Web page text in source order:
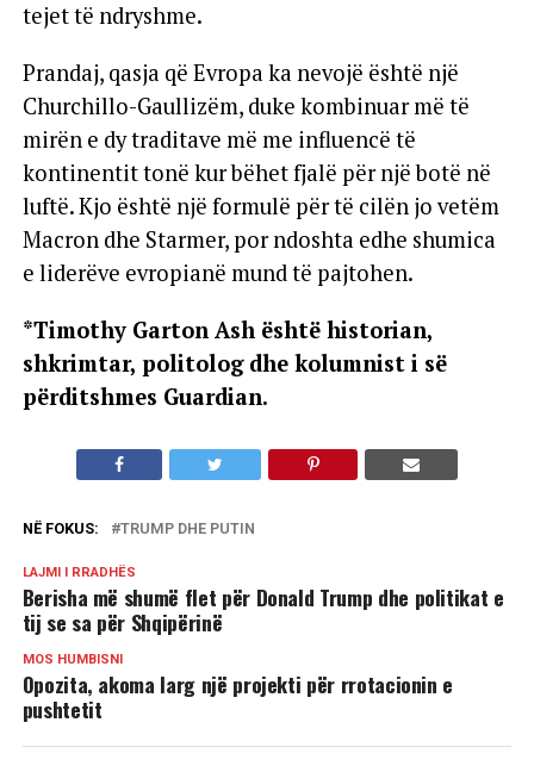
tejet të ndryshme.
Prandaj, qasja që Evropa ka nevojë është një
Churchillo-Gaullizëm, duke kombinuar më të
mirën e dy traditave më me influencë të
kontinentit tonë kur bëhet fjalë për një botë në
luftë. Kjo është një formulë për të cilën jo vetëm
Macron dhe Starmer, por ndoshta edhe shumica
e liderëve evropianë mund të pajtohen.
*Timothy Garton Ash është historian,
shkrimtar, politolog dhe kolumnist i së
përditshmes Guardian.
NË FOKUS: TRUMP DHE PUTIN
LAJMI I RRADHËS
Berisha më shumë flet për Donald Trump dhe politikat e
tij se sa për Shqipërinë
MOS HUMBISNI
Opozita, akoma larg një projekti për rrotacionin e
pushtetit